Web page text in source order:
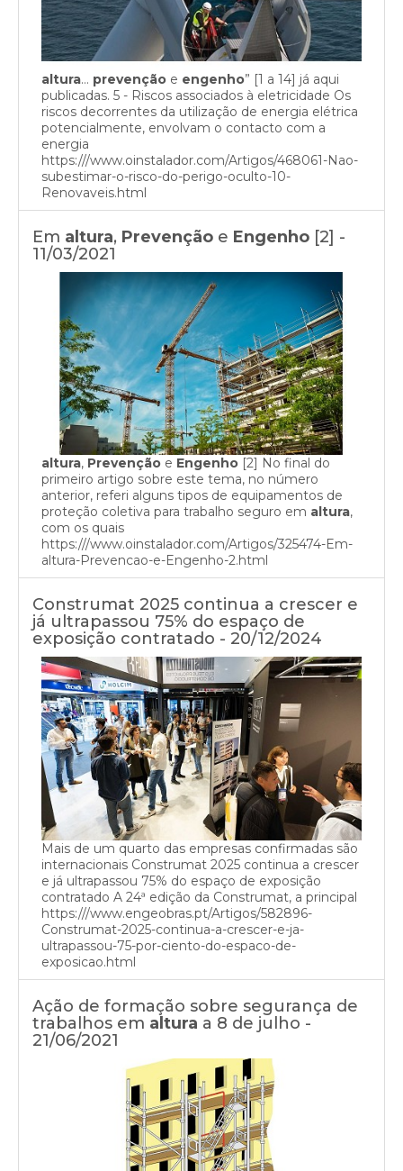
altura… prevenção e engenho” [1 a 14] já aqui
publicadas. 5 - Riscos associados à eletricidade Os
riscos decorrentes da utilização de energia elétrica
potencialmente, envolvam o contacto com a
energia
https:///www.oinstalador.com/Artigos/468061-Nao-
subestimar-o-risco-do-perigo-oculto-10-
Renovaveis.html
Em altura, Prevenção e Engenho [2] -
11/03/2021
altura, Prevenção e Engenho [2] No final do
primeiro artigo sobre este tema, no número
anterior, referi alguns tipos de equipamentos de
proteção coletiva para trabalho seguro em altura,
com os quais
https:///www.oinstalador.com/Artigos/325474-Em-
altura-Prevencao-e-Engenho-2.html
Construmat 2025 continua a crescer e
já ultrapassou 75% do espaço de
exposição contratado - 20/12/2024
Mais de um quarto das empresas confirmadas são
internacionais Construmat 2025 continua a crescer
e já ultrapassou 75% do espaço de exposição
contratado A 24ª edição da Construmat, a principal
https:///www.engeobras.pt/Artigos/582896-
Construmat-2025-continua-a-crescer-e-ja-
ultrapassou-75-por-ciento-do-espaco-de-
exposicao.html
Ação de formação sobre segurança de
trabalhos em altura a 8 de julho -
21/06/2021